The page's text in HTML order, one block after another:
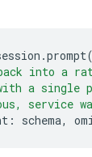
session.
into
with a
: schema,